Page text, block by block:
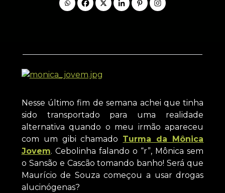
Nesse último fim de semana achei que tinha
sido transportado para uma realidade
alternativa quando o meu irmão apareceu
com um gibi chamado Turma da Mônica
Jovem. Cebolinha falando o “r”, Mônica sem
o Sansão e Cascão tomando banho! Será que
Maurício de Souza começou a usar drogas
alucinógenas?